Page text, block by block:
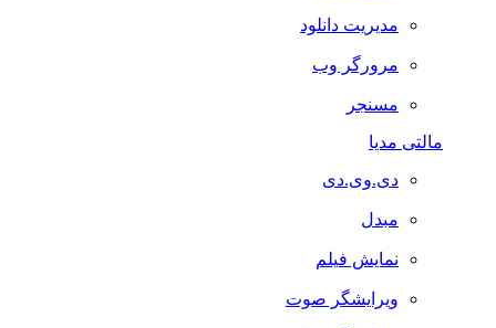
مدیریت دانلود
مرورگر وب
مسنجر
مالتی مدیا
دی.وی.دی
مبدل
نمایش فیلم
ویرایشگر صوت